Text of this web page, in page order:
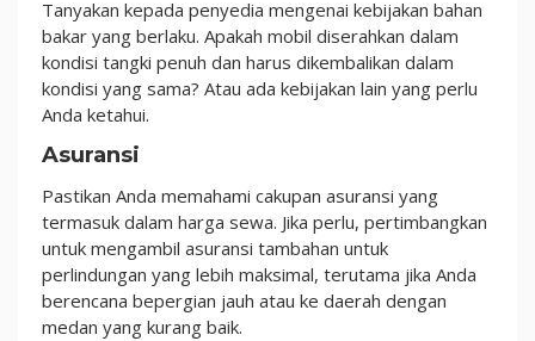
Tanyakan kepada penyedia mengenai kebijakan bahan
bakar yang berlaku. Apakah mobil diserahkan dalam
kondisi tangki penuh dan harus dikembalikan dalam
kondisi yang sama? Atau ada kebijakan lain yang perlu
Anda ketahui.
Asuransi
Pastikan Anda memahami cakupan asuransi yang
termasuk dalam harga sewa. Jika perlu, pertimbangkan
untuk mengambil asuransi tambahan untuk
perlindungan yang lebih maksimal, terutama jika Anda
berencana bepergian jauh atau ke daerah dengan
medan yang kurang baik.